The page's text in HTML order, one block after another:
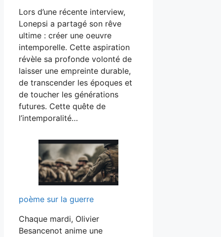
Lors d’une récente interview,
Lonepsi a partagé son rêve
ultime : créer une oeuvre
intemporelle. Cette aspiration
révèle sa profonde volonté de
laisser une empreinte durable,
de transcender les époques et
de toucher les générations
futures. Cette quête de
l’intemporalité…
poème sur la guerre
Chaque mardi, Olivier
Besancenot anime une